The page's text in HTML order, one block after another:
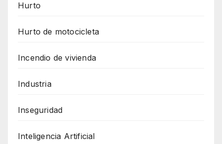
Hurto
Hurto de motocicleta
Incendio de vivienda
Industria
Inseguridad
Inteligencia Artificial